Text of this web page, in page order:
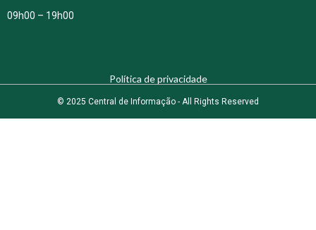
09h00 – 19h00
Política de privacidade
© 2025 Central de Informação - All Rights Reserved